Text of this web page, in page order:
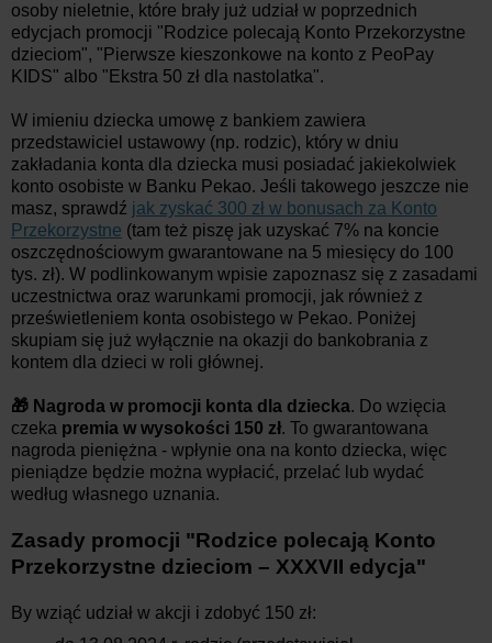
osoby nieletnie, które brały już udział w poprzednich
edycjach promocji "Rodzice polecają Konto Przekorzystne
dzieciom", "Pierwsze kieszonkowe na konto z PeoPay
KIDS" albo "Ekstra 50 zł dla nastolatka".
W imieniu dziecka umowę z bankiem zawiera
przedstawiciel ustawowy (np. rodzic), który w dniu
zakładania konta dla dziecka musi posiadać jakiekolwiek
konto osobiste w Banku Pekao. Jeśli takowego jeszcze nie
masz, sprawdź jak zyskać 300 zł w bonusach za Konto
Przekorzystne (tam też piszę jak uzyskać 7% na koncie
oszczędnościowym gwarantowane na 5 miesięcy do 100
tys. zł). W podlinkowanym wpisie zapoznasz się z zasadami
uczestnictwa oraz warunkami promocji, jak również z
prześwietleniem konta osobistego w Pekao. Poniżej
skupiam się już wyłącznie na okazji do bankobrania z
kontem dla dzieci w roli głównej.
🎁 Nagroda w promocji konta dla dziecka. Do wzięcia
czeka premia w wysokości 150 zł. To gwarantowana
nagroda pieniężna - wpłynie ona na konto dziecka, więc
pieniądze będzie można wypłacić, przelać lub wydać
według własnego uznania.
Zasady promocji "Rodzice polecają Konto
Przekorzystne dzieciom – XXXVII edycja"
By wziąć udział w akcji i zdobyć 150 zł: